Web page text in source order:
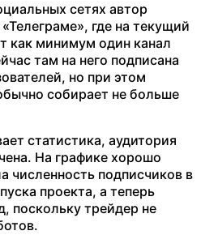
сетях автор
где на текущий
как минимум один канал
там на него подписана
но при этом
собирает не больше
статистика, аудитория
На графике хорошо
численность подписчиков в
проекта, а теперь
поскольку трейдер не